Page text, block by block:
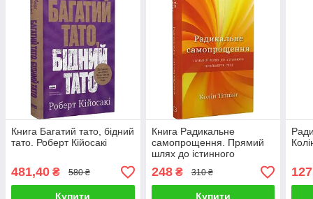
Книга Багатий тато, бідний
тато. Роберт Кійосакі
481,40 ₴ 580 ₴
Купити
Книга Радикальне
самопрощення. Прямий
шлях до істинного
прийняття себе. Колін
Тіппінг
248₴ 310 ₴
Купити